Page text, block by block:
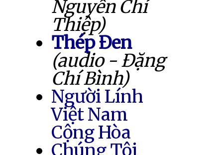
Nguyễn Chí
Thiệp)
Thép Đen
(audio - Đặng
Chí Bình)
Người Lính
Việt Nam
Cộng Hòa
Chúng Tôi